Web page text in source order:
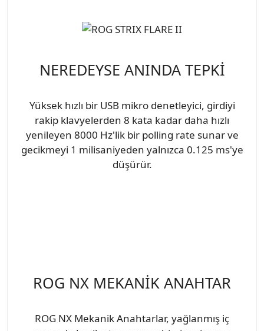
NEREDEYSE ANINDA TEPKİ
Yüksek hızlı bir USB mikro denetleyici, girdiyi
rakip klavyelerden 8 kata kadar daha hızlı
yenileyen 8000 Hz'lik bir polling rate sunar ve
gecikmeyi 1 milisaniyeden yalnızca 0.125 ms'ye
düşürür.
ROG NX MEKANİK ANAHTAR
ROG NX Mekanik Anahtarlar, yağlanmış iç